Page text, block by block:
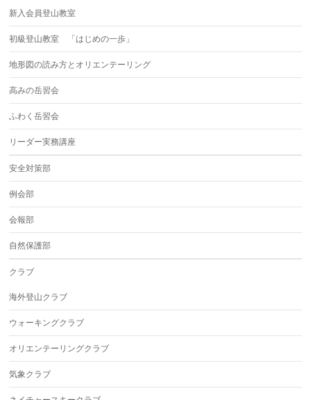
新入会員登山教室
初級登山教室 「はじめの一歩」
地形図の読み方とオリエンテーリング
高みの岳習会
ふわく岳習会
リーダー実務講座
安全対策部
例会部
会報部
自然保護部
クラブ
海外登山クラブ
ウォーキングクラブ
オリエンテーリングクラブ
気象クラブ